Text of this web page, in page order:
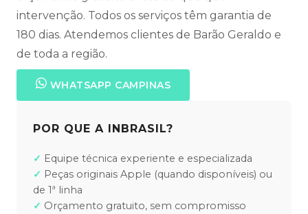
intervenção. Todos os serviços têm garantia de
180 dias. Atendemos clientes de Barão Geraldo e
de toda a região.
WHATSAPP CAMPINAS
POR QUE A INBRASIL?
Equipe técnica experiente e especializada
Peças originais Apple (quando disponíveis) ou
de 1ª linha
Orçamento gratuito, sem compromisso